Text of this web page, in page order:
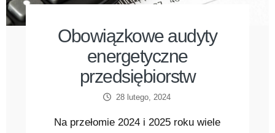
Obowiązkowe audyty
energetyczne
przedsiębiorstw
28 lutego, 2024
Na przełomie 2024 i 2025 roku wiele